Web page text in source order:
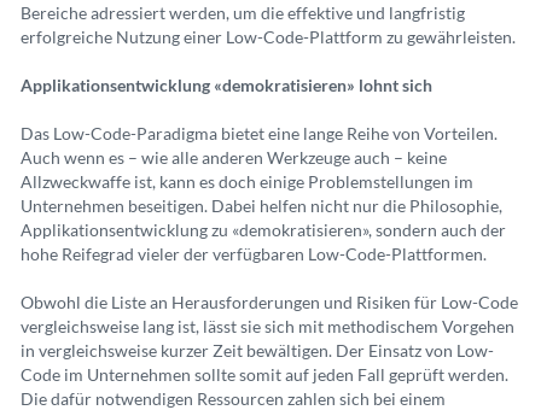
Bereiche adressiert werden, um die effektive und langfristig
erfolgreiche Nutzung einer Low-Code-Plattform zu gewährleisten.
Applikationsentwicklung «demokratisieren» lohnt sich
Das Low-Code-Paradigma bietet eine lange Reihe von Vorteilen.
Auch wenn es – wie alle anderen Werkzeuge auch – keine
Allzweckwaffe ist, kann es doch einige Problemstellungen im
Unternehmen beseitigen. Dabei helfen nicht nur die Philosophie,
Applikationsentwicklung zu «demokratisieren», sondern auch der
hohe Reifegrad vieler der verfügbaren Low-Code-Plattformen.
Obwohl die Liste an Herausforderungen und Risiken für Low-Code
vergleichsweise lang ist, lässt sie sich mit methodischem Vorgehen
in vergleichsweise kurzer Zeit bewältigen. Der Einsatz von Low-
Code im Unternehmen sollte somit auf jeden Fall geprüft werden.
Die dafür notwendigen Ressourcen zahlen sich bei einem